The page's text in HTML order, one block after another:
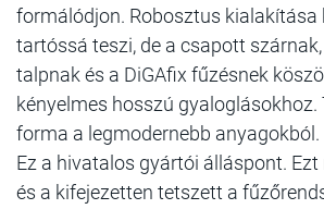
formálódjon. Robosztus kialakítása
tartóssá teszi, de a csapott
talpnak és a DiGAfix fűzésnek
kényelmes hosszú gyaloglásokhoz.
forma a legmodernebb anyagokból.
Ez a hivatalos gyártói álláspont.
és a kifejezetten tetszett a